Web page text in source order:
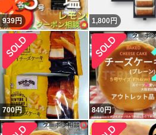
939円 1,800 円
700円 840円